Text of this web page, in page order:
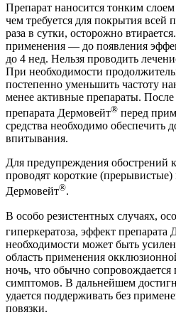
Препарат наносится тонким
чем требуется для покрытия всей
раза в сутки, осторожно
применения — до появления
до 4 нед. Нельзя проводить
При необходимости
постепенно уменьшить частоту
менее активные препараты.
препарата Дермовейт® перед
средства необходимо обеспечить
впитывания.
Для предупреждения обострений
проводят короткие (прерывистые)
Дермовейт®.
В особо резистентных случаях,
гиперкератоза, эффект препарата
необходимости может быть
область применения
ночь, что обычно
симптомов. В дальнейшем
удается поддерживать без
повязки.